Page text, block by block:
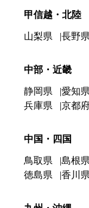
甲信越・北陸
山梨県 長野県
中部・近畿
静岡県 愛知県
兵庫県
京都
中国・四国
鳥取県 島根県
徳島県
香川県